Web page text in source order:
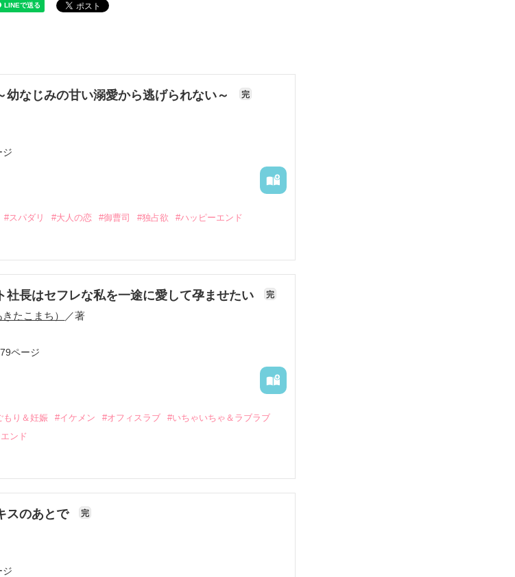
幼なじみの甘い溺愛から逃げられない～ 完
ジ
#スパダリ #大人の恋 #御曹司 #独占欲 #ハッピーエンド
係は壊れてしまう。
婚によって
なった。
害に
きて――。
社長はセフレな私を一途に愛して孕ませたい 完
たこまち） ／著
ページ
もり＆妊娠 #イケメン #オフィスラブ
#いちゃいちゃ＆ラブラブ
ンド
した美青年と再会。なんと彼の正体は、とある財閥御曹司に
鋭の実業家、社内でも冷徹だと評判な社長――御影恭司その
れた美桜は、猫の世話を口実にしばしば呼び出された上、二
スのあとで 完
ジ